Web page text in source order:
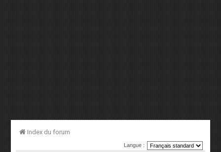
Index du forum
Langue :